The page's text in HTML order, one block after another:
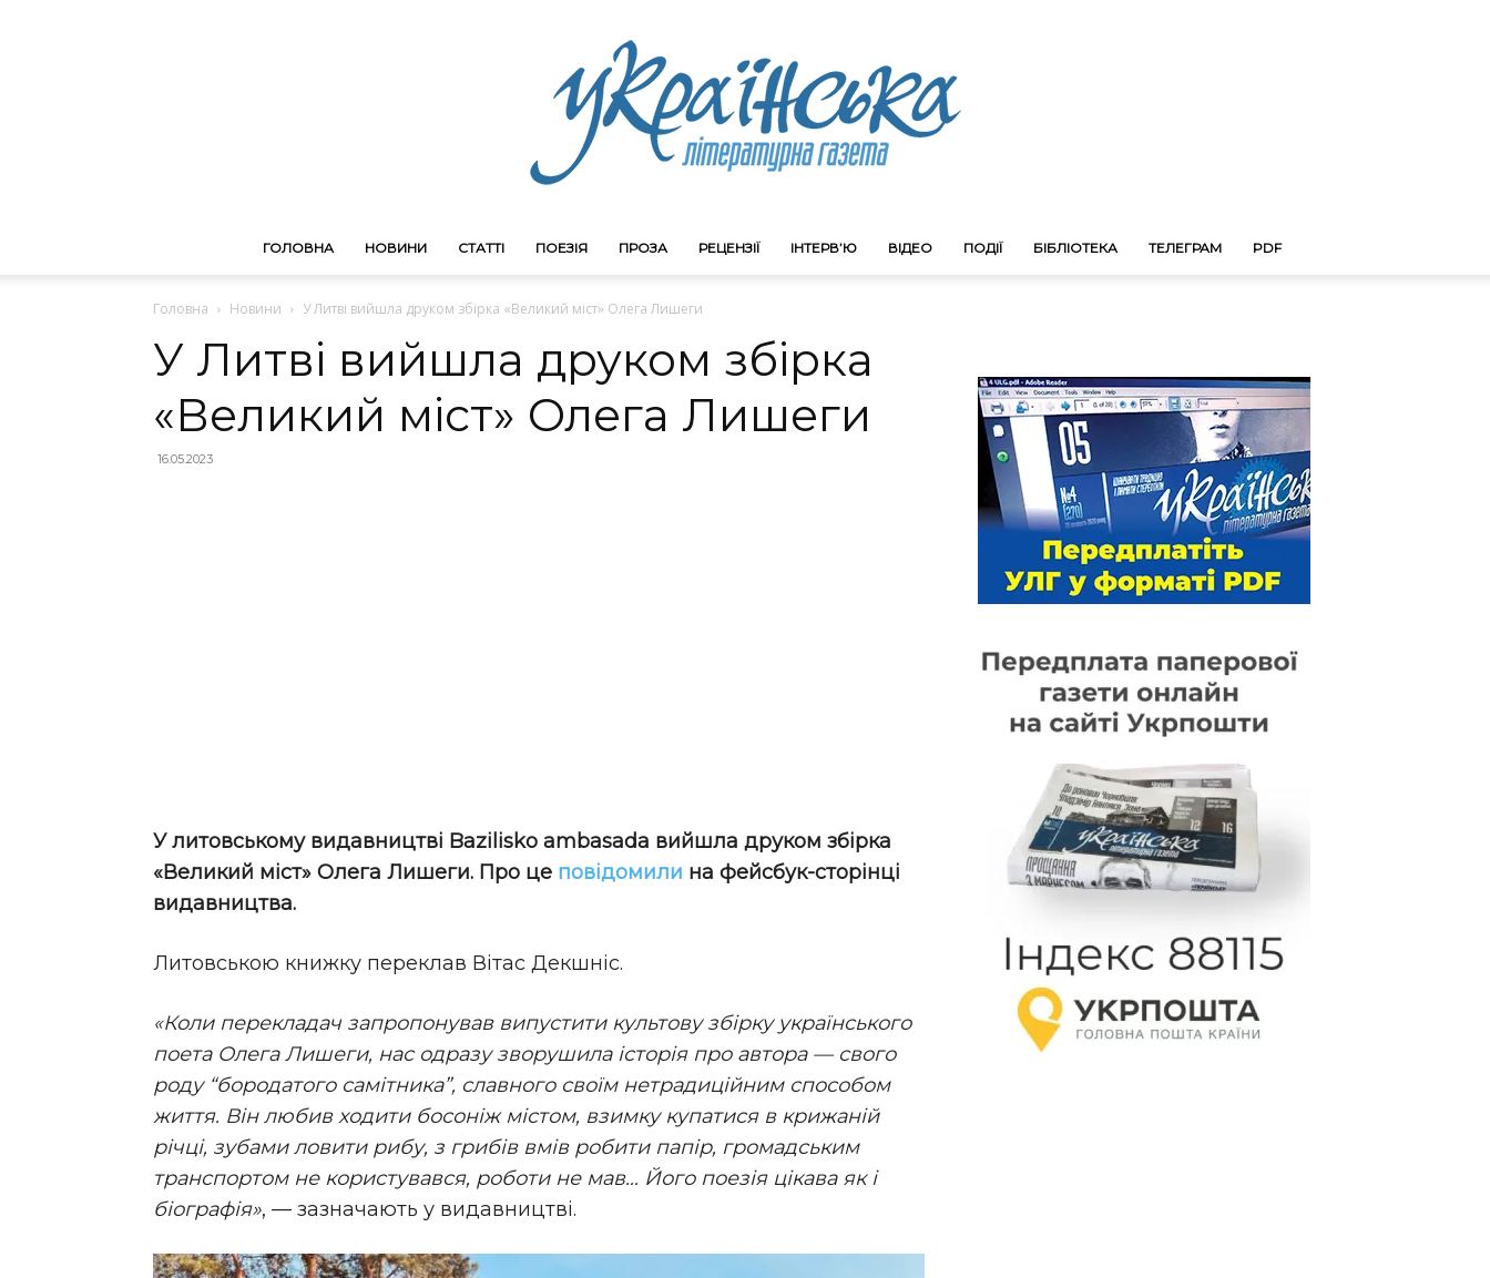
ГОЛОВНА НОВИНИ СТАТТІ ПОЕЗІЯ ПРОЗА РЕЦЕНЗІЇ ІНТЕРВ’Ю ВІДЕО ПОДІЇ БІБЛІОТЕКА ТЕЛЕГРАМ PDF
Головна Новини У Литві вийшла друком збірка «Великий міст» Олега Лишеги
У Литві вийшла друком збірка
«Великий міст» Олега Лишеги
16.05.2023
У литовському видавництві Bazilisko ambasada вийшла друком збірка
«Великий міст» Олега Лишеги. Про це повідомили на фейсбук-сторінці
видавництва.
Литовською книжку переклав Вітас Декшніс.
«Коли перекладач запропонував випустити культову збірку українського
поета Олега Лишеги, нас одразу зворушила історія про автора — свого
роду “бородатого самітника”, славного своїм нетрадиційним способом
життя. Він любив ходити босоніж містом, взимку купатися в крижаній
річці, зубами ловити рибу, з грибів вмів робити папір, громадським
транспортом не користувався, роботи не мав… Його поезія цікава як і
біографія», — зазначають у видавництві.